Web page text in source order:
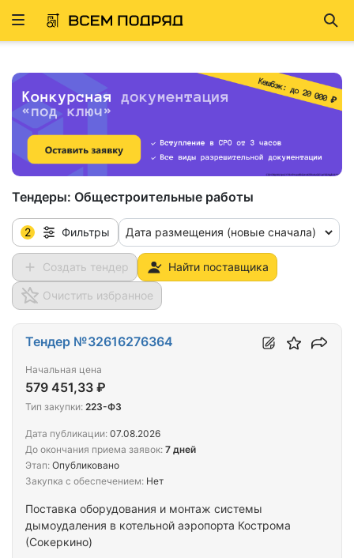
Развернуть
Тендеры: Общестроительные работы
2 Фильтры Дата размещения (новые сначала)
Создать тендер Найти поставщика
Очистить избранное
Поставка оборудования и монтаж системы
дымоудаления в котельной аэропорта Кострома
(Сокеркино)
Тендер №32616276364
Начальная цена
579 451,33 ₽
Тип закупки: 223-ФЗ
Дата публикации: 07.08.2026
До окончания приема заявок: 7 дней
Этап: Опубликовано
Закупка с обеспечением: Нет